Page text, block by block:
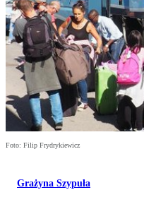
Foto: Filip Frydrykiewicz
Grażyna Szypuła